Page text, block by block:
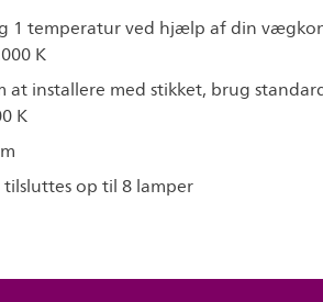
1 temperatur ved hjælp af din
K
at installere med stikket, brug
K
tilsluttes op til 8 lamper